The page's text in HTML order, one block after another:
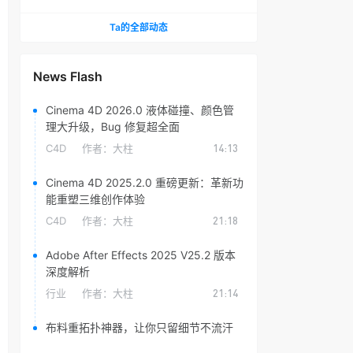
Ta的全部动态
News Flash
Cinema 4D 2026.0 液体碰撞、颜色管
理大升级，Bug 修复超全面
C4D 作者： 大柱 14:13
Cinema 4D 2025.2.0 重磅更新：革新功
能重塑三维创作体验
C4D 作者： 大柱 21:18
Adobe After Effects 2025 V25.2 版本
深度解析
行业 作者： 大柱 21:14
布料重拓扑神器，让你只留细节不流汗